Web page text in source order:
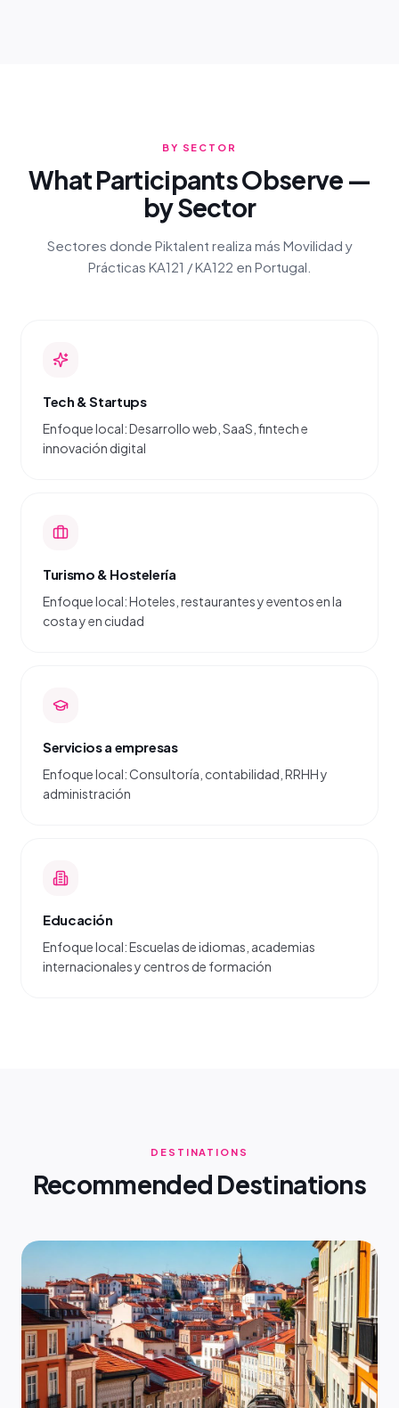
BY SECTOR
What Participants Observe —
by Sector
Sectores donde Piktalent realiza más Movilidad y
Prácticas KA121 / KA122 en Portugal.
Tech & Startups
Enfoque local: Desarrollo web, SaaS, fintech e
innovación digital
Turismo & Hostelería
Enfoque local: Hoteles, restaurantes y eventos en la
costa y en ciudad
Servicios a empresas
Enfoque local: Consultoría, contabilidad, RRHH y
administración
Educación
Enfoque local: Escuelas de idiomas, academias
internacionales y centros de formación
DESTINATIONS
Recommended Destinations